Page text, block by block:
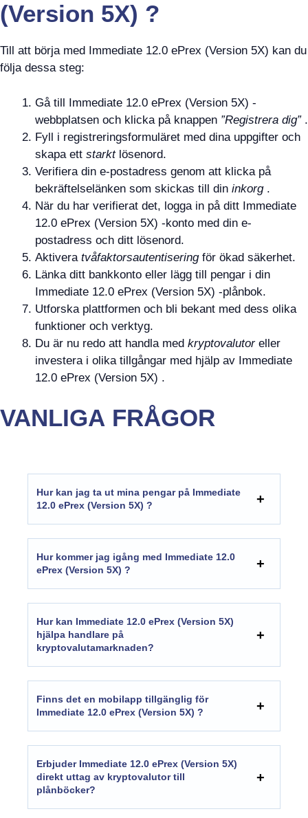
(Version 5X) ?
Till att börja med Immediate 12.0 ePrex (Version 5X) kan du
följa dessa steg:
Gå till Immediate 12.0 ePrex (Version 5X) -
webbplatsen och klicka på knappen ”Registrera dig”.
Fyll i registreringsformuläret med dina uppgifter och
skapa ett starktlösenord.
Verifiera din e-postadress genom att klicka på
bekräftelselänken som skickas till din inkorg.
När du har verifierat det, logga in på ditt Immediate
12.0 ePrex (Version 5X) -konto med din e-
postadress och ditt lösenord.
Aktivera tvåfaktorsautentiseringför ökad säkerhet.
Länka ditt bankkonto eller lägg till pengar i din
Immediate 12.0 ePrex (Version 5X) -plånbok.
Utforska plattformen och bli bekant med dess olika
funktioner och verktyg.
Du är nu redo att handla med kryptovalutoreller
investera i olika tillgångar med hjälp av Immediate
12.0 ePrex (Version 5X) .
VANLIGA FRÅGOR
Hur kan jag ta ut mina pengar på Immediate
12.0 ePrex (Version 5X) ?
Hur kommer jag igång med Immediate 12.0
ePrex (Version 5X) ?
Hur kan Immediate 12.0 ePrex (Version 5X)
hjälpa handlare på
kryptovalutamarknaden?
Finns det en mobilapp tillgänglig för
Immediate 12.0 ePrex (Version 5X) ?
ErbjuderImmediate 12.0 ePrex (Version 5X)
direkt uttag av kryptovalutor till
plånböcker?